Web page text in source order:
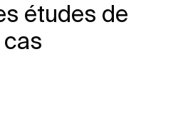
études de
cas